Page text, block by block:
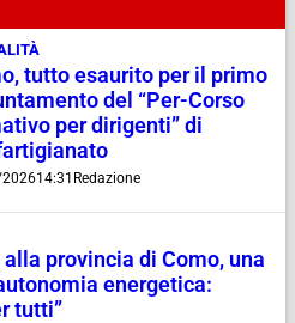
tutto esaurito per il primo
del “Per-Corso
per dirigenti” di
14:31 Redazione
provincia di Como, una
energetica:
tutti”